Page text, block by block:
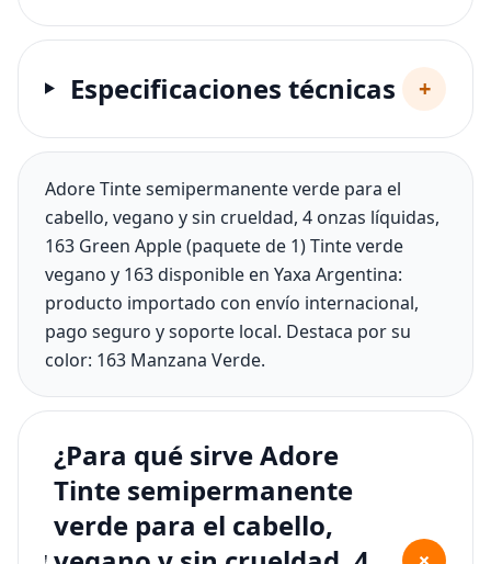
Especificaciones técnicas +
Adore Tinte semipermanente verde para el
cabello, vegano y sin crueldad, 4 onzas líquidas,
163 Green Apple (paquete de 1) Tinte verde
vegano y 163 disponible en Yaxa Argentina:
producto importado con envío internacional,
pago seguro y soporte local. Destaca por su
color: 163 Manzana Verde.
¿Para qué sirve Adore
Tinte semipermanente
verde para el cabello,